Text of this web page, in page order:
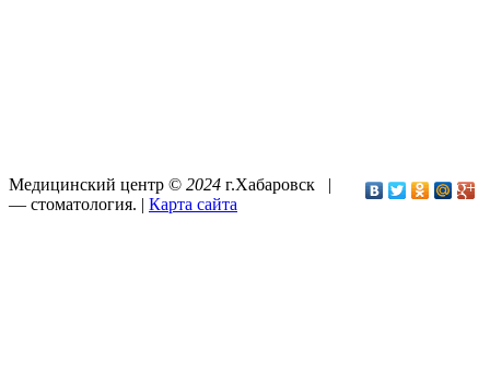
Медицинский центр © 2024 г.Хабаровск |
— стоматология. | Карта сайта